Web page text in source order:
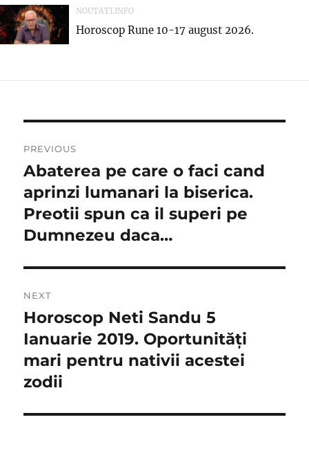
NOUTATI.INFO
Horoscop Rune 10-17 august 2026.
în
articole
PREVIOUS
Previous
post:
Abaterea pe care o faci cand
aprinzi lumanari la biserica.
Preotii spun ca il superi pe
Dumnezeu daca…
NEXT
Next
post:
Horoscop Neti Sandu 5
Ianuarie 2019. Oportunități
mari pentru nativii acestei
zodii